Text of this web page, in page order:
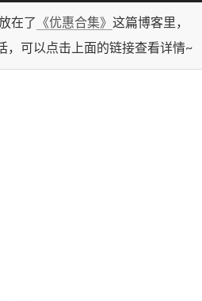
在了 《优惠合集》 这篇博客里，
，可以点击上面的链接查看详情~